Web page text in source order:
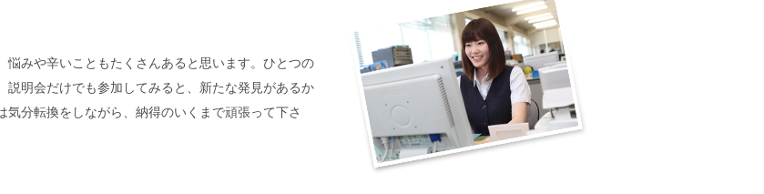
みや辛いこともたくさんあると思います。ひとつの
明会だけでも参加してみると、新たな発見があるか
分転換をしながら、納得のいくまで頑張って下さ